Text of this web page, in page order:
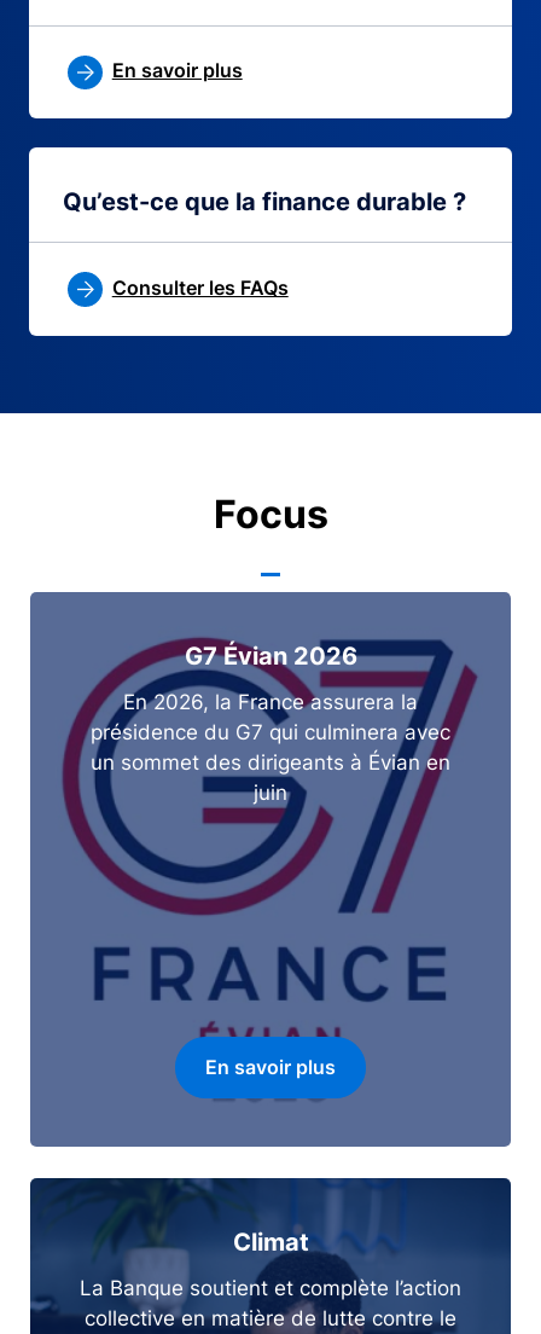
En savoir plus
Qu’est-ce que la finance durable ?
Consulter les FAQs
Focus
G7 Évian 2026
En 2026, la France assurera la
présidence du G7 qui culminera avec
un sommet des dirigeants à Évian en
juin
En savoir plus
Climat
La Banque soutient et complète l’action
collective en matière de lutte contre le